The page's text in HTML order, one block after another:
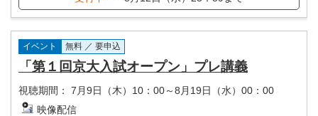
イベント 無料 ／ 要申込
「第１回京大入試オープン」プレ講義
視聴期間：
7月9日（木）10：00～8月19日（水）00：00
映像配信